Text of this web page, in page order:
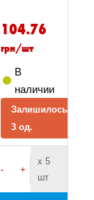
104.76
грн/шт
В
наличии
Залишилось
3 од.
- +
х 5
шт